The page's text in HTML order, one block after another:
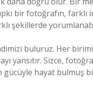
bir fotoğrafın, farklı
şekillerde
buluruz. Her
yansıtır. Sizce,
hayat bulmuş